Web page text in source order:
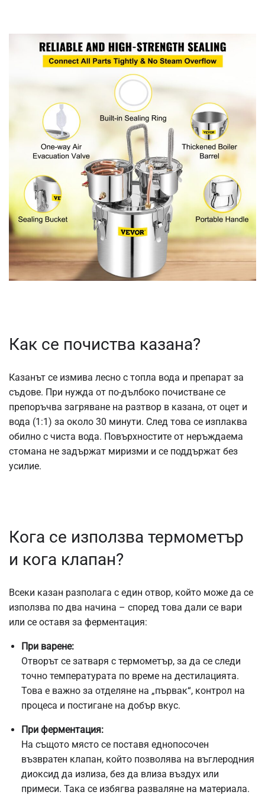
Как се почиства казана?
Казанът се измива лесно с топла вода и препарат за
съдове. При нужда от по-дълбоко почистване се
препоръчва загряване на разтвор в казана, от оцет и
вода (1:1) за около 30 минути. След това се изплаква
обилно с чиста вода. Повърхностите от неръждаема
стомана не задържат миризми и се поддържат без
усилие.
Кога се използва термометър
и кога клапан?
Всеки казан разполага с един отвор, който може да се
използва по два начина – според това дали се вари
или се оставя за ферментация:
При варене:
Отворът се затваря с термометър, за да се следи
точно температурата по време на дестилацията.
Това е важно за отделяне на „първак“, контрол на
процеса и постигане на добър вкус.
При ферментация:
На същото място се поставя еднопосочен
възвратен клапан, който позволява на въглеродния
диоксид да излиза, без да влиза въздух или
примеси. Така се избягва разваляне на материала.